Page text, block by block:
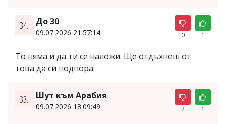
34. До 30
09.07.2026 21:57:14 0 1
То няма и да ти се наложи. Ще отдъхнеш от
това да си подпора.
33. Шут към Арабия
09.07.2026 18:09:49 2 1